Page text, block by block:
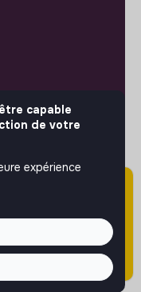
il y a
et est sans
capable
de votre
expérience